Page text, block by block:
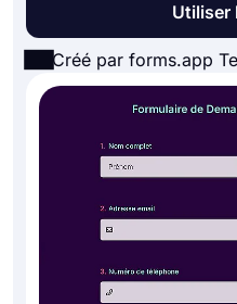
Utiliser
Créé par forms.app